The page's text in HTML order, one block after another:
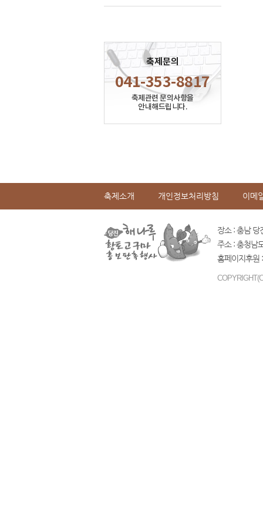
축제문의
041-353-8817
축제관련 문의사항을
안내해드립니다.
축제소개 개인정보처리방침 이메
장소 : 충남 당
주소 : 충청남
홈페이지후원